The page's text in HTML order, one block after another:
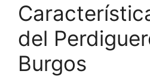
del
Burgos